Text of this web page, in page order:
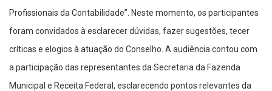
Profissionais da Contabilidade”. Neste momento, os participantes
foram convidados à esclarecer dúvidas, fazer sugestões, tecer
críticas e elogios à atuação do Conselho. A audiência contou com
a participação das representantes da Secretaria da Fazenda
Municipal e Receita Federal, esclarecendo pontos relevantes da